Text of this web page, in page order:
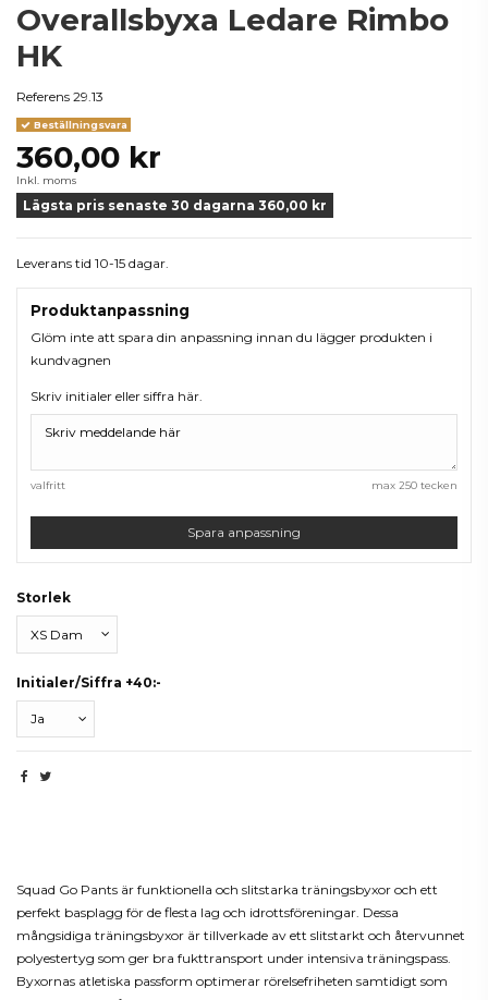
Overallsbyxa Ledare Rimbo
HK
Referens 29.13
Beställningsvara
360,00 kr
Inkl. moms
Lägsta pris senaste 30 dagarna 360,00 kr
Leverans tid 10-15 dagar.
Produktanpassning
Glöm inte att spara din anpassning innan du lägger produkten i
kundvagnen
Skriv initialer eller siffra här.
valfritt max 250 tecken
Spara anpassning
Storlek
Initialer/Siffra +40:-
Squad Go Pants är funktionella och slitstarka träningsbyxor och ett
perfekt basplagg för de flesta lag och idrottsföreningar. Dessa
mångsidiga träningsbyxor är tillverkade av ett slitstarkt och återvunnet
polyestertyg som ger bra fukttransport under intensiva träningspass.
Byxornas atletiska passform optimerar rörelsefriheten samtidigt som